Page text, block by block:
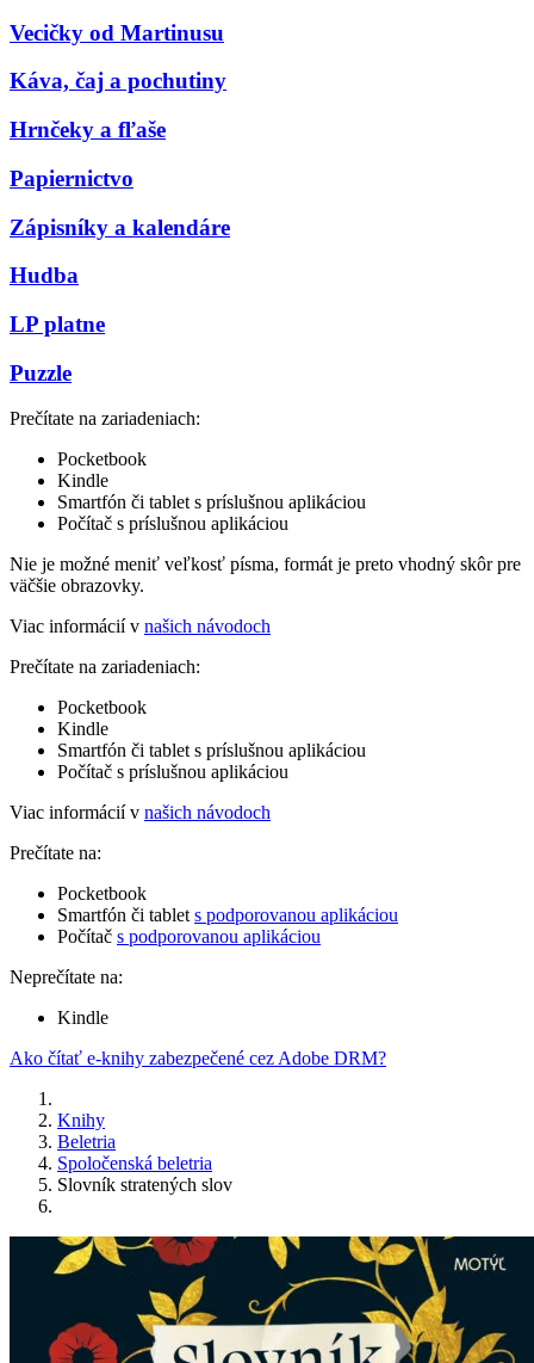
Vecičky od Martinusu
Káva, čaj a pochutiny
Hrnčeky a fľaše
Papiernictvo
Zápisníky a kalendáre
Hudba
LP platne
Puzzle
Prečítate na zariadeniach:
Pocketbook
Kindle
Smartfón či tablet s príslušnou aplikáciou
Počítač s príslušnou aplikáciou
Nie je možné meniť veľkosť písma, formát je preto vhodný skôr pre
väčšie obrazovky.
Viac informácií v našich návodoch
Prečítate na zariadeniach:
Pocketbook
Kindle
Smartfón či tablet s príslušnou aplikáciou
Počítač s príslušnou aplikáciou
Viac informácií v našich návodoch
Prečítate na:
Pocketbook
Smartfón či tablet s podporovanou aplikáciou
Počítač s podporovanou aplikáciou
Neprečítate na:
Kindle
Ako čítať e-knihy zabezpečené cez Adobe DRM?
Knihy
Beletria
Spoločenská beletria
Slovník stratených slov